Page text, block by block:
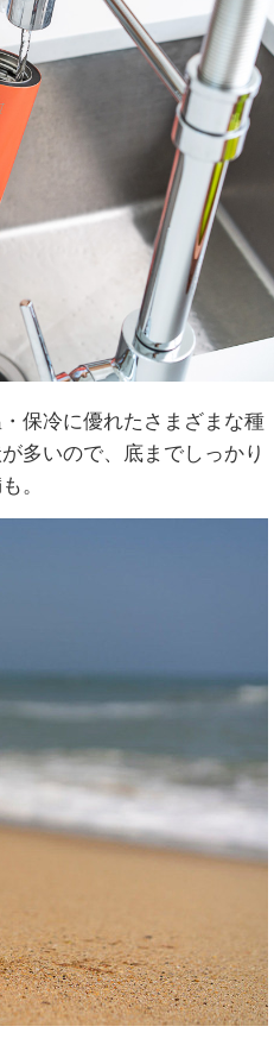
保冷に優れたさまざまな種
多いので、底までしっかり
。